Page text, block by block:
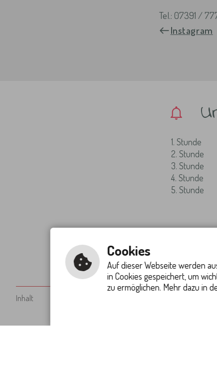
Tel.: 07391 /
Instagram
1. Stunde
2. Stunde
3. Stunde
4. Stunde
5. Stunde
Inhalt
Cookies
Auf dieser Webseite werden
in Cookies gespeichert, um
zu ermöglichen. Mehr dazu in